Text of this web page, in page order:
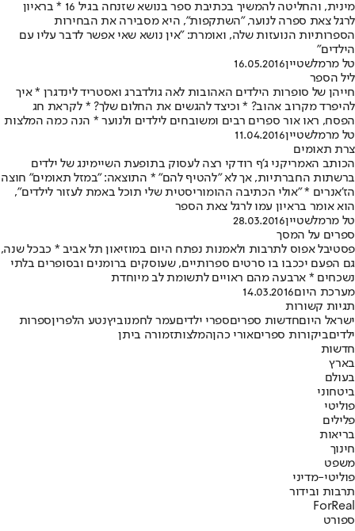
מינית, והחליטה להמשיך בכתיבת ספר בנושא שזנחה בגיל 16 * בראיון
לרגל צאת ספרה לנוער, "השתקפות", היא מסבירה את הבחירות
הספרותיות הנועזות שלה, ואומרת: "אין נושא שאי אפשר לדבר עליו עם
הילדים"
טל מרמלשטיין16.05.2016
ליל הספר
חייהן של סופרות הילדים האהובות לאה גולדברג ואסטריד לינדגרן * איך
להיפרד מקרוב אהוב? * וכיצד להגשים את החלום שלך? * לקראת חג
הפסח, ראו אור ספרים רבים ומשובחים לילדים ולנוער * הנה כמה המלצות
טל מרמלשטיין11.04.2016
צרת תאומים
הכותב האמריקני ג'ף רודקי רצה לעסוק בתופעת השיימינג של ילדים
ברשתות החברתיות, אך לא "להטיף להם" * התוצאה: "במזל תאומים" חוצה
הז'אנרים * "אולי הכתיבה ההומוריסטית שלי תוכל באמת לעזור לילדים",
הוא אומר בראיון עמו לרגל צאת הספר
טל מרמלשטיין28.03.2016
ספרים על המסך
פסטיבל אפוס לתרבות ולאמנות נפתח היום במוזיאון תל אביב * כבכל שנה,
גם הפעם יככבו בו סרטים ספרותיים, שעוסקים ברומנים ובסופרים בלתי
נשכחים * ארבעה מהם ראויים לתשומת לב מיוחדת
מערכת היום14.03.2016
תגיות קשורות
ישראל היוםחדשות ספריםספרי ילדיםעמר לחמנוביץנטע הלפריןספרות
ילדיםביקורות ספריםאורי כהןהמלצותזמורה ביתן
חדשות
בארץ
בעולם
ביטחוני
פוליטי
פלילים
בריאות
חינוך
משפט
פוליטי-מדיני
תרבות ובידור
ForReal
ספורט